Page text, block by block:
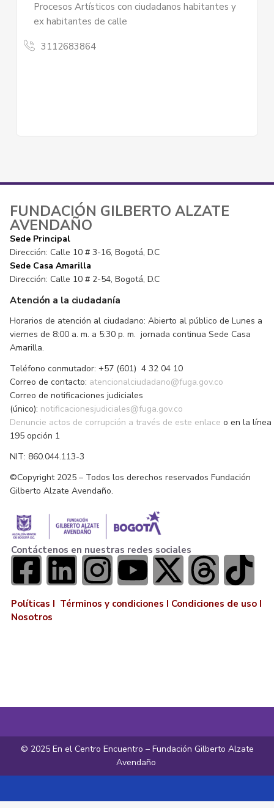
Procesos Artísticos con ciudadanos habitantes y
ex habitantes de calle
3112683864
FUNDACIÓN GILBERTO ALZATE
AVENDAÑO
Sede Principal
Dirección: Calle 10 # 3-16, Bogotá, D.C
Sede Casa Amarilla
Dirección: Calle 10 # 2-54, Bogotá, D.C
Atención a la ciudadanía
Horarios de atención al ciudadano: Abierto al público de Lunes a
viernes de 8:00 a. m. a 5:30 p. m. jornada continua Sede Casa
Amarilla.
Teléfono conmutador: +57 (601) 4 32 04 10
Correo de contacto: atencionalciudadano@fuga.gov.co
Correo de notificaciones judiciales
(único): notificacionesjudiciales@fuga.gov.co
Denuncie actos de corrupción a través de este enlace o en la línea
195 opción 1
NIT: 860.044.113-3
©Copyright 2025 – Todos los derechos reservados Fundación
Gilberto Alzate Avendaño.
Contáctenos en nuestras redes sociales
Políticas I Términos y condiciones I Condiciones de uso I
Nosotros
© 2025 En el Centro Encuentro – Fundación Gilberto Alzate
Avendaño